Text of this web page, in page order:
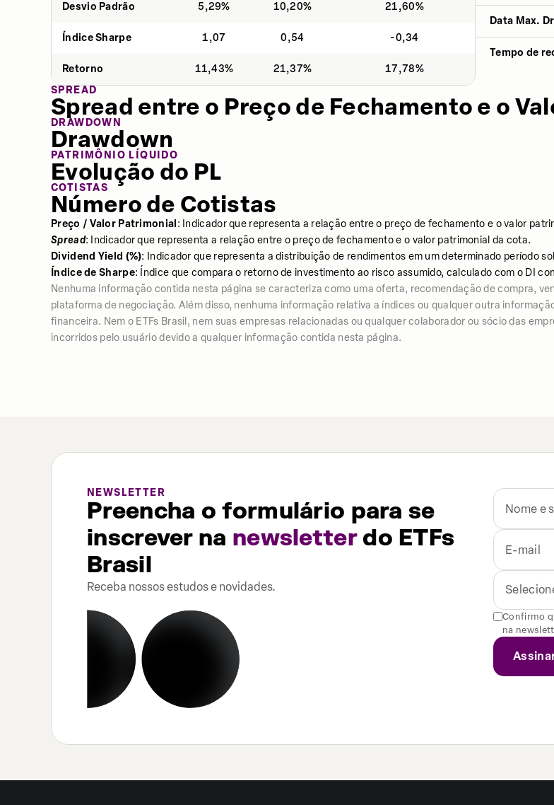
Desvio Padrão 5,29% 10,20% 21,60%
Índice Sharpe 1,07 0,54 -0,34
Retorno 11,43% 21,37% 17,78%
Data Max.
Tempo de
SPREAD
Spread entre o Preço de Fechamento e o
DRAWDOWN
Drawdown
PATRIMÔNIO LÍQUIDO
Evolução do PL
COTISTAS
Número de Cotistas
Preço / Valor Patrimonial : Indicador que representa a relação entre o preço de fechamento e o valor
Spread: Indicador que representa a relação entre o preço de fechamento e o valor patrimonial da cota.
Dividend Yield (%): Indicador que representa a distribuição de rendimentos em um determinado período
Índice de Sharpe: Índice que compara o retorno de investimento ao risco assumido, calculado com o DI
Nenhuma informação contida nesta página se caracteriza como uma oferta, recomendação de compra,
plataforma de negociação. Além disso, nenhuma informação relativa a índices ou qualquer outra
financeira. Nem o ETFs Brasil, nem suas empresas relacionadas ou qualquer colaborador ou sócio das
incorridos pelo usuário devido a qualquer informação contida nesta página.
NEWSLETTER
Preencha o formulário para se
inscrever na newsletterdo ETFs
Brasil
Receba nossos estudos e novidades.
Confirmo
na